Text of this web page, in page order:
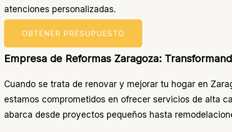
atenciones personalizadas.
OBTENER PRESUPUESTO
Empresa de Reformas Zaragoza:
Cuando se trata de renovar y mejorar tu hogar en
estamos comprometidos en ofrecer servicios de alta
abarca desde proyectos pequeños hasta